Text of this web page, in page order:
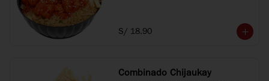
S/ 18.90
Combinado Chijaukay